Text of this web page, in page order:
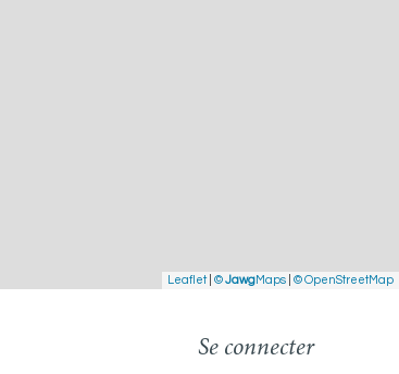
Leaflet| ©JawgMaps © OpenStreetMap
Se connecter